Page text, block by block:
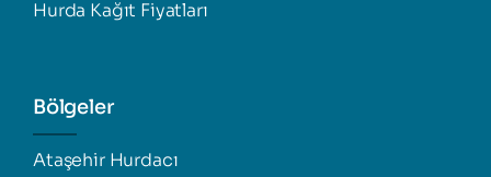
Hurda Kağıt Fiyatları
Bölgeler
Ataşehir Hurdacı